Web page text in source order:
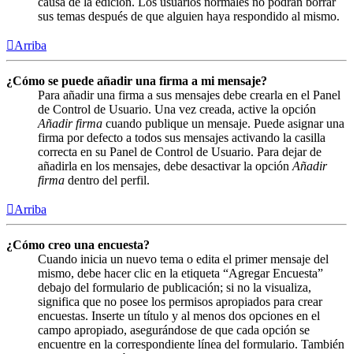
sus temas después de que alguien haya respondido al mismo.
Arriba
¿Cómo se puede añadir una firma a mi mensaje?
Para añadir una firma a sus mensajes debe crearla en el Panel
de Control de Usuario. Una vez creada, active la opción
Añadir firma cuando publique un mensaje. Puede asignar una
firma por defecto a todos sus mensajes activando la casilla
correcta en su Panel de Control de Usuario. Para dejar de
añadirla en los mensajes, debe desactivar la opción Añadir
firma dentro del perfil.
Arriba
¿Cómo creo una encuesta?
Cuando inicia un nuevo tema o edita el primer mensaje del
mismo, debe hacer clic en la etiqueta “Agregar Encuesta”
debajo del formulario de publicación; si no la visualiza,
significa que no posee los permisos apropiados para crear
encuestas. Inserte un título y al menos dos opciones en el
campo apropiado, asegurándose de que cada opción se
encuentre en la correspondiente línea del formulario. También